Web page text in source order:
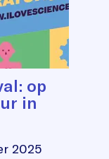
op
in
2025